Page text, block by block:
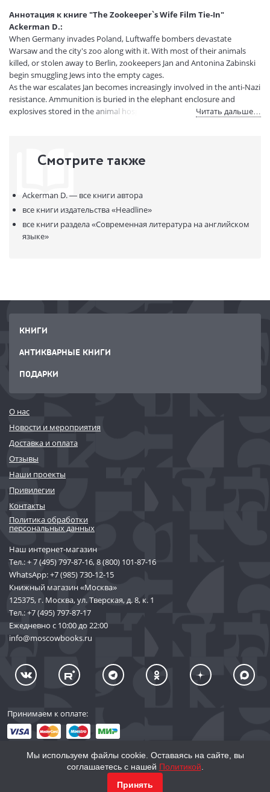
Вес:
Страниц:
356
Код товара:
50002370
Артикул:
299739
ISBN:
9780755365036
В продаже с:
15.07.2020
Аннотация к книге "The Zookeeper`s Wife Film Tie-In"
Ackerman D.:
When Germany invades Poland, Luftwaffe bombers devastate
Warsaw and the city's zoo along with it. With most of their animals
killed, or stolen away to Berlin, zookeepers Jan and Antonina Zabinski
begin smuggling Jews into the empty cages.
As the war escalates Jan becomes increasingly involved in the anti-Nazi
resistance. Ammunition is buried in the elephant enclosure and
explosives stored in the animal hospital. Plans are prepared for what
pups, lynxes — as Europe crumbles around them.
and personal impact of war — of life in the Warsaw Ghetto, of fighting
in the anti-Nazi resistance. But more than anything it is a story of
decency and sacrifice triumphing over terror and oppression.
Читать дальше…
Смотрите также
Ackerman D. — все книги автора
все книги издательства«Headline»
все книги раздела«Современная литература на английском
языке»
КНИГИ
АНТИКВАРНЫЕ КНИГИ
ПОДАРКИ
О нас
Новости и мероприятия
Доставка и оплата
Отзывы
Наши проекты
Привилегии
Контакты
Политика обработки
персональных данных
Наш интернет-магазин
Тел.:+ 7 (495) 797-87-16,8 (800) 101-87-16
WhatsApp:+7 (985) 730-12-15
Книжный магазин «Москва»
125375, г. Москва, ул. Тверская, д. 8, к. 1
Тел.:+7 (495) 797-87-17
Ежедневно с 10:00 до 22:00
info@moscowbooks.ru
Принимаем к оплате:
© 2002–2026 «Торговый Дом Книги «МОСКВА»
Мы используем файлы cookie. Оставаясь на сайте, вы
соглашаетесь с нашей Политикой
Принять